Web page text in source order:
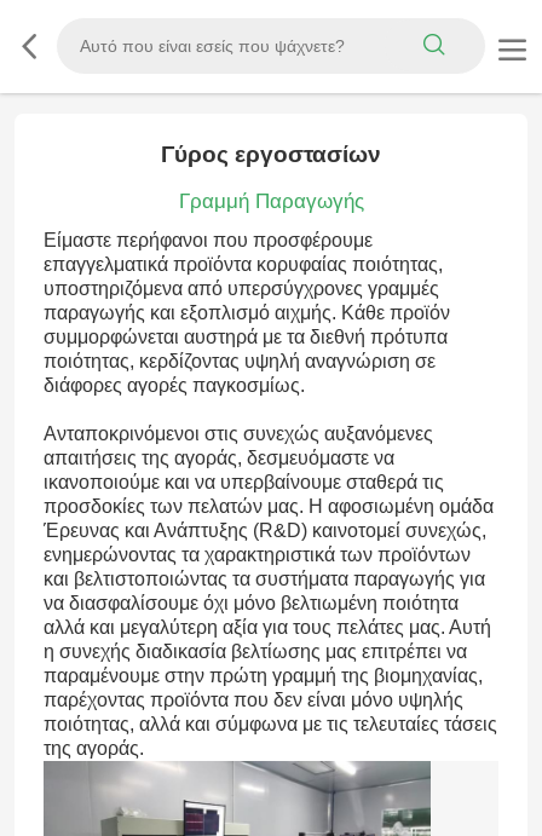
Γύρος εργοστασίων
Γραμμή Παραγωγής
Είμαστε περήφανοι που προσφέρουμε
επαγγελματικά προϊόντα κορυφαίας ποιότητας,
υποστηριζόμενα από υπερσύγχρονες γραμμές
παραγωγής και εξοπλισμό αιχμής. Κάθε προϊόν
συμμορφώνεται αυστηρά με τα διεθνή πρότυπα
ποιότητας, κερδίζοντας υψηλή αναγνώριση σε
διάφορες αγορές παγκοσμίως.
Ανταποκρινόμενοι στις συνεχώς αυξανόμενες
απαιτήσεις της αγοράς, δεσμευόμαστε να
ικανοποιούμε και να υπερβαίνουμε σταθερά τις
προσδοκίες των πελατών μας. Η αφοσιωμένη ομάδα
Έρευνας και Ανάπτυξης (R&D) καινοτομεί συνεχώς,
ενημερώνοντας τα χαρακτηριστικά των προϊόντων
και βελτιστοποιώντας τα συστήματα παραγωγής για
να διασφαλίσουμε όχι μόνο βελτιωμένη ποιότητα
αλλά και μεγαλύτερη αξία για τους πελάτες μας. Αυτή
η συνεχής διαδικασία βελτίωσης μας επιτρέπει να
παραμένουμε στην πρώτη γραμμή της βιομηχανίας,
παρέχοντας προϊόντα που δεν είναι μόνο υψηλής
ποιότητας, αλλά και σύμφωνα με τις τελευταίες τάσεις
της αγοράς.